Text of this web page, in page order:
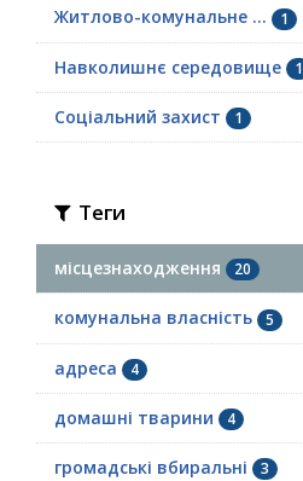
Житлово-комунальне ... 1
Навколишнє середовище 1
Соціальний захист 1
Теги
місцезнаходження 20
комунальна власність 5
адреса 4
домашні тварини 4
громадські вбиральні 3